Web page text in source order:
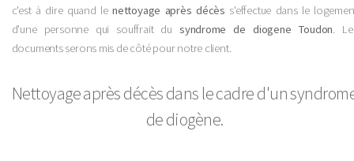
c'est à dire quand lenettoyage après décès s'effectue dans le
d'une personne qui souffrait dusyndrome de diogene Toudon.
documents serons mis de côté pour notre client.
Nettoyage après décès dans le cadre d'un
de diogène.